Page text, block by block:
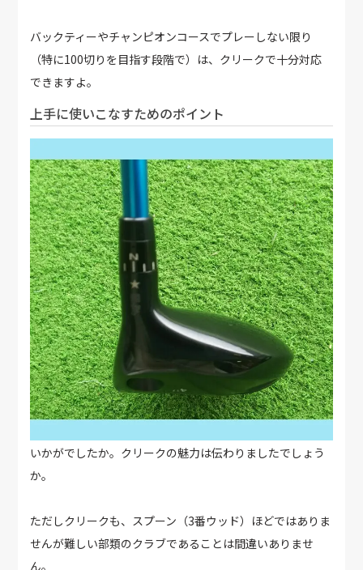
バックティーやチャンピオンコースでプレーしない限り
（特に100切りを目指す段階で）は、クリークで十分対応
できますよ。
上手に使いこなすためのポイント
いかがでしたか。クリークの魅力は伝わりましたでしょう
か。
ただしクリークも、スプーン（3番ウッド）ほどではありま
せんが難しい部類のクラブであることは間違いありませ
ん。